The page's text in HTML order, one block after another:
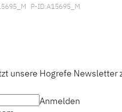
P-ID:A15695_M
unsere Hogrefe
Anmelden